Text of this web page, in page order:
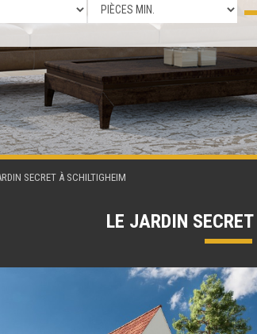
SECRET À SCHILTIGHEIM
LE JARDIN SECRET